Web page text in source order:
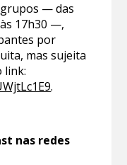
— das
17h30 —,
por
mas sujeita
link:
.
nas redes